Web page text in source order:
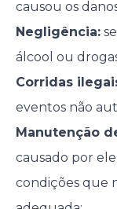
causou os
Negligência:
álcool ou
Corridas
eventos não
Manutenção
causado por
condições que